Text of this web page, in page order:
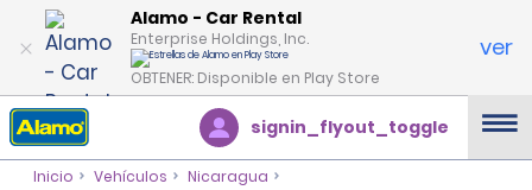
Alamo - Car Rental
Enterprise Holdings, Inc.
OBTENER: Disponible en Play Store
ver
signin_flyout_toggle
Inicio Vehículos
Nicaragua